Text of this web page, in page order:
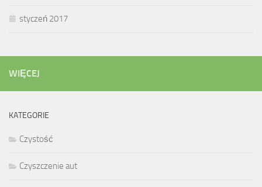
styczeń 2017
WIĘCEJ
KATEGORIE
Czystość
Czyszczenie aut